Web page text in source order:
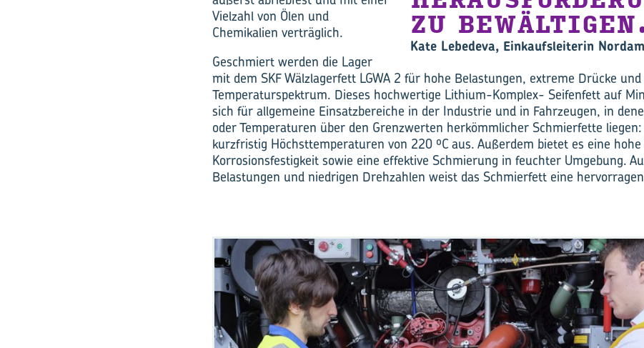
ZU
Kate Lebedeva, Einkaufsleiterin
Vielzahl von Ölen und
Chemikalien verträglich.
Geschmiert werden die Lager
mit dem SKF Wälzlagerfett LGWA 2 für hohe Belastungen, extreme Drücke
Temperaturspektrum. Dieses hochwertige Lithium-Komplex- Seifenfett auf
sich für allgemeine Einsatzbereiche in der Industrie und in Fahrzeugen, in
oder Temperaturen über den Grenzwerten herkömmlicher Schmierfette
kurzfristig Höchsttemperaturen von 220 ºC aus. Außerdem bietet es eine
Korrosionsfestigkeit sowie eine effektive Schmierung in feuchter Umgebung.
Belastungen und niedrigen Drehzahlen weist das Schmierfett eine